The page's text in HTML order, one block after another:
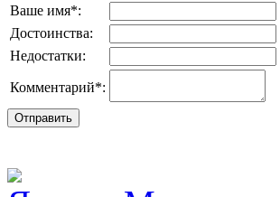
Ваше имя*:
Достоинства:
Недостатки:
Комментарий*: